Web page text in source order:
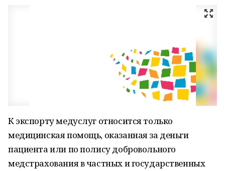
К экспорту медуслуг относится только
медицинская помощь, оказанная за деньги
пациента или по полису добровольного
медстрахования в частных и государственных